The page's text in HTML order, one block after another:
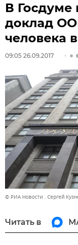
В
доклад
человека
09:05 26.09.2017
© РИА Новости . Сергей
Читать в